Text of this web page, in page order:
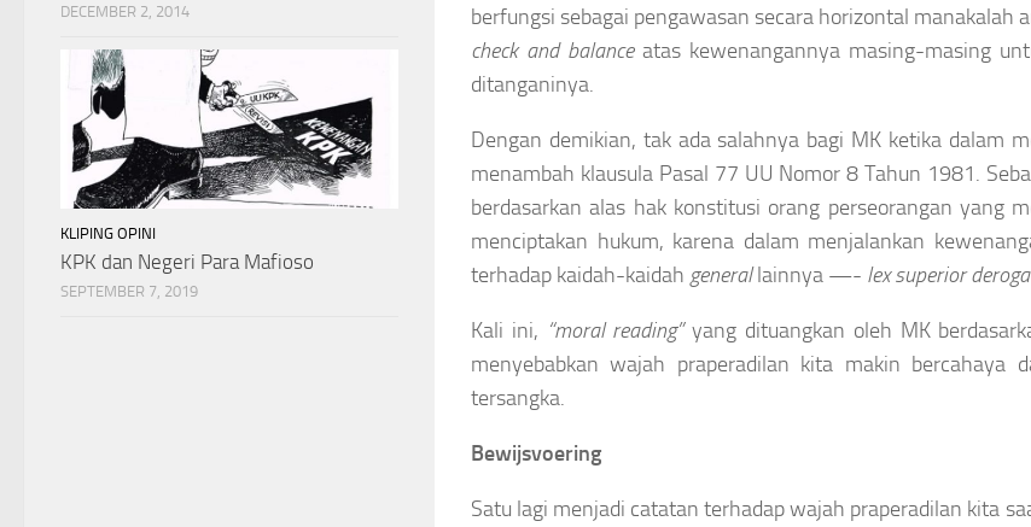
berfungsi sebagai pengawasan secara horizontal
check and balanceatas kewenangannya masing-masing
ditanganinya.
Dengan demikian, tak ada salahnya bagi MK ketika dalam
menambah klausula Pasal 77 UU Nomor 8 Tahun 1981.
berdasarkan alas hak konstitusi orang perseorangan yang
menciptakan hukum, karena dalam menjalankan
terhadap kaidah-kaidah generallainnya —- lex superior
Kali ini, “moral reading”yang dituangkan oleh MK
menyebabkan wajah praperadilan kita makin bercahaya
tersangka.
Bewijsvoering
Satu lagi menjadi catatan terhadap wajah praperadilan kita
DECEMBER 2, 2014
KLIPING OPINI
KPK dan Negeri Para Mafioso
SEPTEMBER 7, 2019